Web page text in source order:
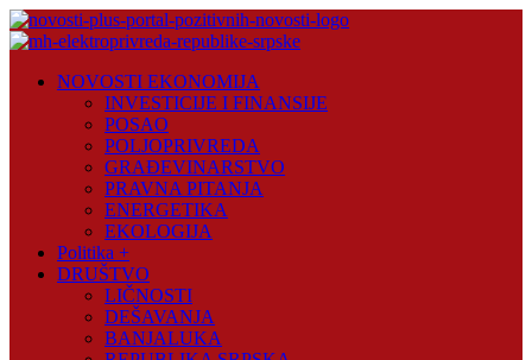
Skip
to
Plus
NOVOSTI EKONOMIJA
INVESTICIJE I FINANSIJE
POSAO
POLJOPRIVREDA
GRAĐEVINARSTVO
PRAVNA PITANJA
ENERGETIKA
EKOLOGIJA
Politika +
DRUŠTVO
LIČNOSTI
DEŠAVANJA
BANJALUKA